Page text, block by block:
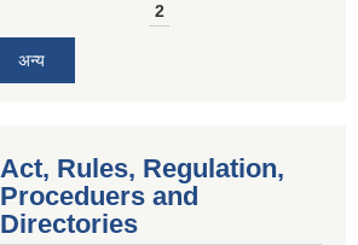
2
अन्य
Act, Rules, Regulation,
Proceduers and
Directories